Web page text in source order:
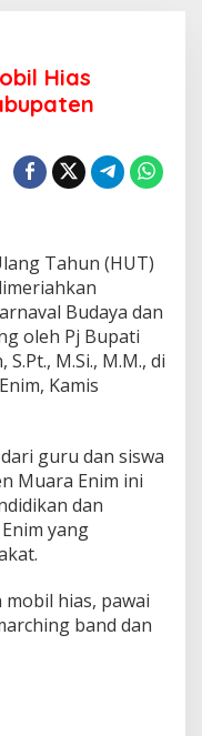
Hias
Tahun (HUT)
Budaya dan
oleh Pj Bupati
M.Si., M.M., di
Kamis
guru dan siswa
Muara Enim ini
dan
yang
mobil hias, pawai
band dan